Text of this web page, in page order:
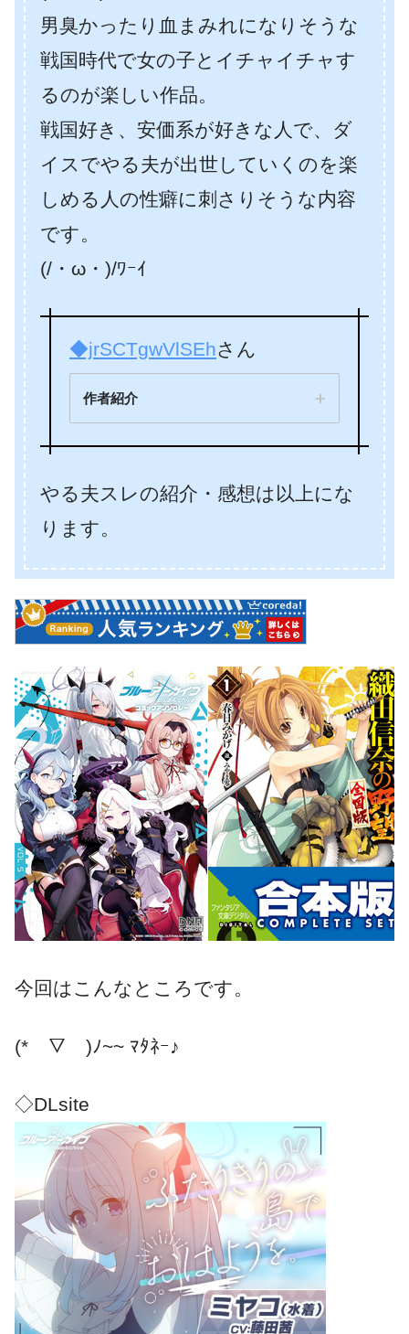
男臭かったり血まみれになりそうな
戦国時代で女の子とイチャイチャす
るのが楽しい作品。
戦国好き、安価系が好きな人で、ダ
イスでやる夫が出世していくのを楽
しめる人の性癖に刺さりそうな内容
です。
(/・ω・)/ﾜｰｲ
◆jrSCTgwVlSEhさん
作者紹介
最近はまとめてくれるサイトさん
も増えて比較的最近の作品もまと
められるようになってきました。
やる夫スレの紹介・感想は以上にな
ります。
今回はこんなところです。
(*￣▽￣)ﾉ~~ ﾏﾀﾈｰ♪
◇DLsite